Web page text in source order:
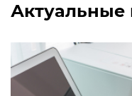
Актуальные